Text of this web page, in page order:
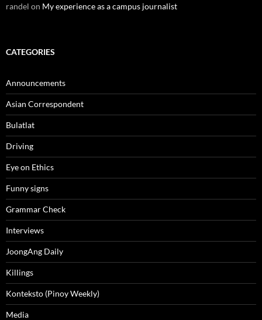
randel on My experience as a campus journalist
CATEGORIES
Announcements
Asian Correspondent
Bulatlat
Driving
Eye on Ethics
Funny signs
Grammar Check
Interviews
JoongAng Daily
Killings
Konteksto (Pinoy Weekly)
Media